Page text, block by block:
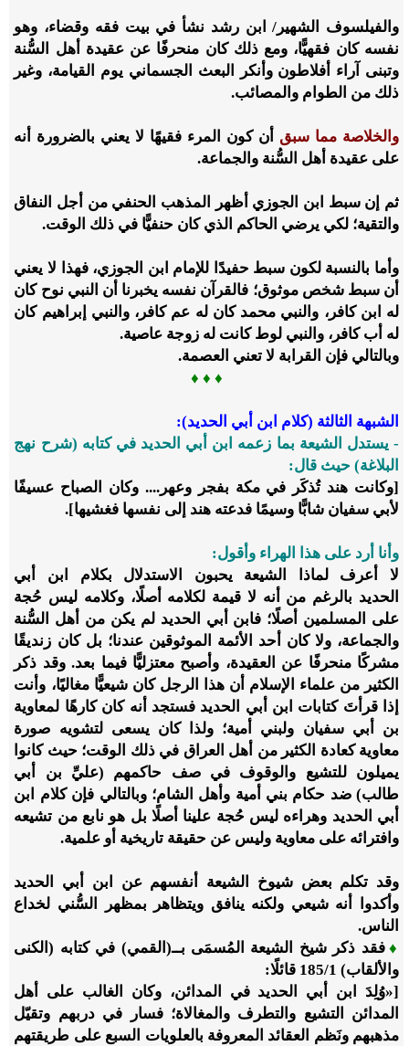
والفيلسوف الشهير/ ابن رشد نشأ في بيت فقه وقضاء، وهو
نفسه كان فقهيًّا، ومع ذلك كان منحرفًا عن عقيدة أهل السُّنة
وتبنى آراء أفلاطون وأنكر البعث الجسماني يوم القيامة، وغير
ذلك من الطوام والمصائب.
والخلاصة مما سبق أن كون المرء فقيهًا لا يعني بالضرورة أنه
على عقيدة أهل السُّنة والجماعة.
ثم إن سبط ابن الجوزي أظهر المذهب الحنفي من أجل النفاق
والتقية؛ لكي يرضي الحاكم الذي كان حنفيًّا في ذلك الوقت.
وأما بالنسبة لكون سبط حفيدًا للإمام ابن الجوزي، فهذا لا يعني
أن سبط شخص موثوق؛ فالقرآن نفسه يخبرنا أن النبي نوح كان
له ابن كافر، والنبي محمد كان له عم كافر، والنبي إبراهيم كان
له أب كافر، والنبي لوط كانت له زوجة عاصية.
وبالتالي فإن القرابة لا تعني العصمة.
♦
♦
♦
الشبهة الثالثة (كلام ابن أبي الحديد):
- يستدل الشيعة بما زعمه ابن أبي الحديد في كتابه (شرح نهج
البلاغة) حيث قال:
[وكانت هند تُذكَر في مكة بفجر وعهر.... وكان الصباح عسيفًا
لأبي سفيان شابًّا وسيمًا فدعته هند إلى نفسها فغشيها].
وأنا أرد على هذا الهراء وأقول:
لا أعرف لماذا الشيعة يحبون الاستدلال بكلام ابن أبي
الحديد بالرغم من أنه لا قيمة لكلامه أصلًا، وكلامه ليس حُجة
على المسلمين أصلًا؛ فابن أبي الحديد لم يكن من أهل السُّنة
والجماعة، ولا كان أحد الأئمة الموثوقين عندنا؛ بل كان زنديقًا
مشركًا منحرفًا عن العقيدة، وأصبح معتزليًّا فيما بعد. وقد ذكر
الكثير من علماء الإسلام أن هذا الرجل كان شيعيًّا مغاليًا، وأنت
إذا قرأتَ كتابات ابن أبي الحديد فستجد أنه كان كارهًا لمعاوية
بن أبي سفيان ولبني أمية؛ ولذا كان يسعى لتشويه صورة
معاوية كعادة الكثير من أهل العراق في ذلك الوقت؛ حيث كانوا
يميلون للتشيع والوقوف في صف حاكمهم (عليِّ بن أبي
طالب) ضد حكام بني أمية وأهل الشام؛ وبالتالي فإن كلام ابن
أبي الحديد وهراءه ليس حُجة علينا أصلًا بل هو نابع من تشيعه
وافترائه على معاوية وليس عن حقيقة تاريخية أو علمية.
وقد تكلم بعض شيوخ الشيعة أنفسهم عن ابن أبي الحديد
وأكدوا أنه شيعي ولكنه ينافق ويتظاهر بمظهر السُّني لخداع
الناس.
♦ فقد ذكر شيخ الشيعة المُسمَى بــ(القمي) في كتابه (الكنى
والألقاب) 1
/‏
185 قائلًا:
[«وُلِدَ ابن أبي الحديد في المدائن، وكان الغالب على أهل
المدائن التشيع والتطرف والمغالاة؛ فسار في دربهم وتقيّل
مذهبهم ونَظم العقائد المعروفة بالعلويات السبع على طريقتهم